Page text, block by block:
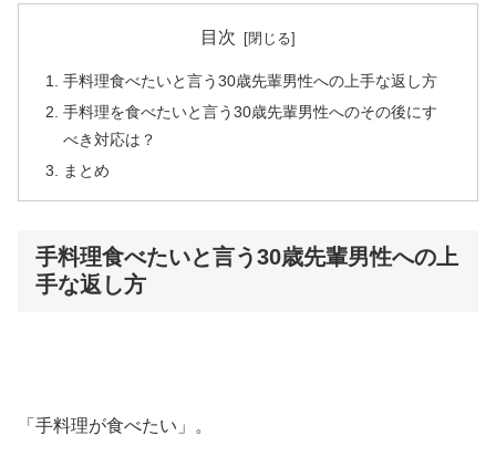
目次
手料理食べたいと言う30歳先輩男性への上手な返し方
手料理を食べたいと言う30歳先輩男性へのその後にす
べき対応は？
まとめ
手料理食べたいと言う30歳先輩男性への上
手な返し方
「手料理が食べたい」。